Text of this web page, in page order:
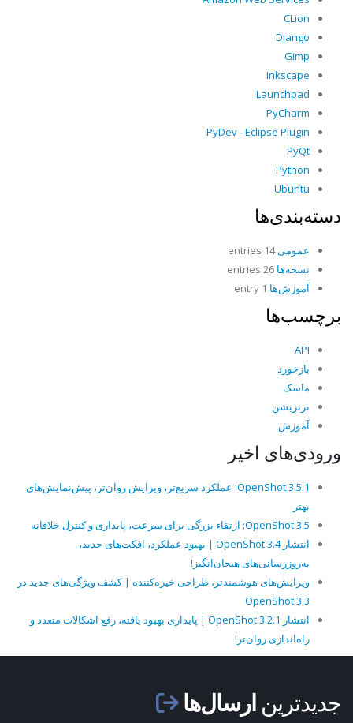
CLion
Django
Gimp
Inkscape
Launchpad
PyCharm
PyDev - Eclipse Plugin
PyQt
Python
Ubuntu
دسته‌بندی‌ها
عمومی14 entries
نسخه‌ها
آموزش‌ها
برچسب‌ها
API
بازخورد
ماسک
ترنزیشن
آموزش
ورودی‌های اخیر
OpenShot 3.5.1: عملکرد سریع‌تر، ویرایش روان‌تر، پیش‌نمایش‌های
بهتر
OpenShot 3.5: ارتقاء بزرگی برای سرعت، پایداری و کنترل خلاقانه
انتشار OpenShot 3.4 | بهبود عملکرد، افکت‌های جدید،
به‌روزرسانی‌های هیجان‌انگیز!
ویرایش‌های هوشمندتر، طراحی خیره‌کننده | کشف ویژگی‌های جدید در
OpenShot 3.3
انتشار OpenShot 3.2.1 | پایداری بهبود یافته، رفع اشکالات متعدد و
راه‌اندازی روان‌تر!
جدیدترین ارسال‌ها